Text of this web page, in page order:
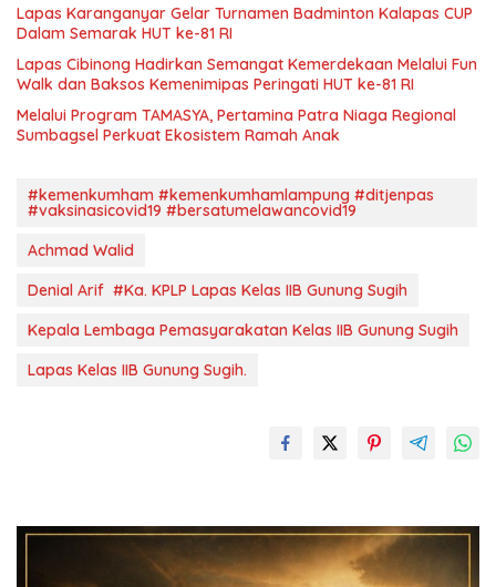
Lapas Karanganyar Gelar Turnamen Badminton Kalapas CUP
Dalam Semarak HUT ke-81 RI
Lapas Cibinong Hadirkan Semangat Kemerdekaan Melalui Fun
Walk dan Baksos Kemenimipas Peringati HUT ke-81 RI
Melalui Program TAMASYA, Pertamina Patra Niaga Regional
Sumbagsel Perkuat Ekosistem Ramah Anak
#kemenkumham #kemenkumhamlampung #ditjenpas
#vaksinasicovid19 #bersatumelawancovid19
Achmad Walid
Denial Arif #Ka. KPLP Lapas Kelas IIB Gunung Sugih
Kepala Lembaga Pemasyarakatan Kelas IIB Gunung Sugih
Lapas Kelas IIB Gunung Sugih.